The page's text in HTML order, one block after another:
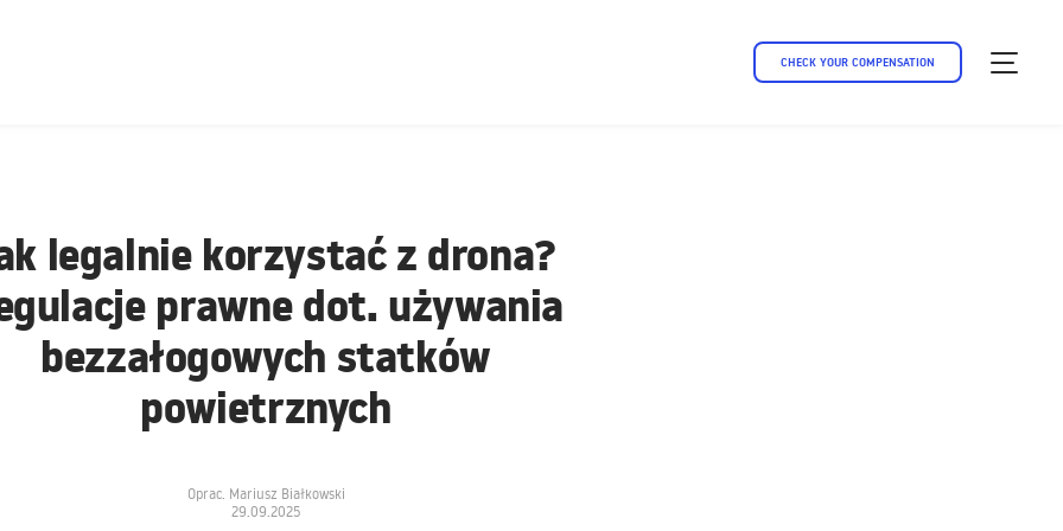
CHECK YOUR COMPENSATION
legalnie korzystać z drona?
prawne dot. używania
bezzałogowych statków
powietrznych
Oprac. Mariusz Białkowski
29.09.2025